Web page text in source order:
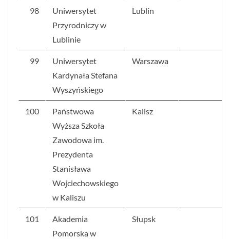
98
Uniwersytet
Przyrodniczy w
Lublinie
Lublin
99
Uniwersytet
Kardynała Stefana
Wyszyńskiego
Warszawa
100
Państwowa
Wyższa Szkoła
Zawodowa im.
Prezydenta
Stanisława
Wojciechowskiego
w Kaliszu
Kalisz
101
Akademia
Pomorska w
Słupsk